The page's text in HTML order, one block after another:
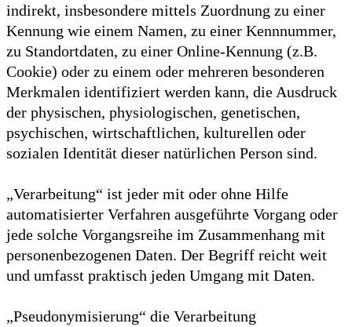
indirekt, insbesondere mittels Zuordnung zu einer
Kennung wie einem Namen, zu einer Kennnummer,
zu Standortdaten, zu einer Online-Kennung (z.B.
Cookie) oder zu einem oder mehreren besonderen
Merkmalen identifiziert werden kann, die Ausdruck
der physischen, physiologischen, genetischen,
psychischen, wirtschaftlichen, kulturellen oder
sozialen Identität dieser natürlichen Person sind.
„Verarbeitung“ ist jeder mit oder ohne Hilfe
automatisierter Verfahren ausgeführte Vorgang oder
jede solche Vorgangsreihe im Zusammenhang mit
personenbezogenen Daten. Der Begriff reicht weit
und umfasst praktisch jeden Umgang mit Daten.
„Pseudonymisierung“ die Verarbeitung